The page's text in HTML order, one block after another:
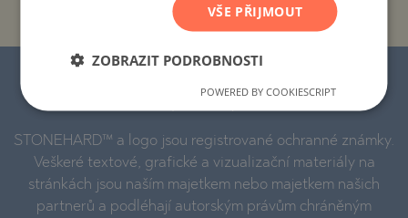
Všechna práva vyhrazena.
STONEHARD™ a logo jsou registrované ochranné známky.
Veškeré textové, grafické a vizualizační materiály na
stránkách jsou naším majetkem nebo majetkem našich
partnerů a podléhají autorským právům chráněným
CZECH
VŠE PŘIJMOUT
ZOBRAZIT PODROBNOSTI
POWERED BY COOKIESCRIPT